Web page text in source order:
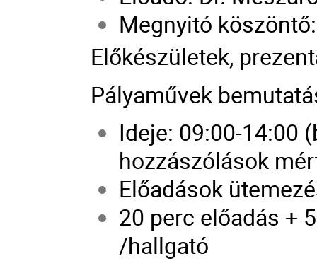
Megnyitó
Előkészületek,
Pályaművek
Ideje: 09:00-14:00
hozzászólások
Előadások
20 perc előadás +
/hallgató